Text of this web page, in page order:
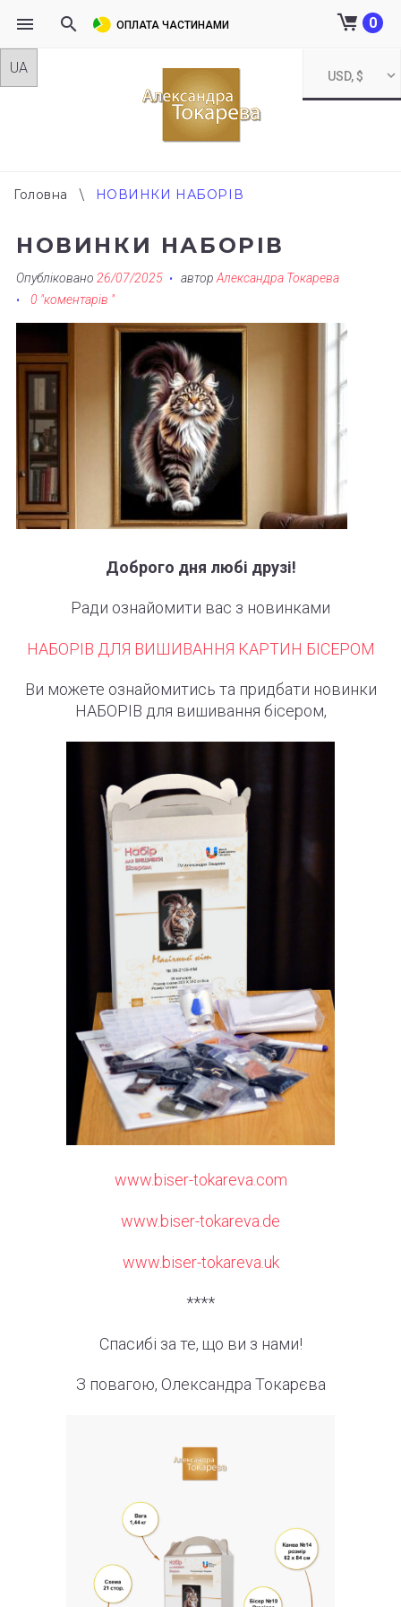
Skip
USD, $
0
ОПЛАТА ЧАСТИНАМИ
Головна \ НОВИНКИ НАБОРІВ
НОВИНКИ НАБОРІВ
Опубліковано 26/07/2025 автор Александра Токарева
0 "коментарів "
Доброго дня любі друзі!
Ради ознайомити вас з новинками
НАБОРІВ ДЛЯ ВИШИВАННЯ КАРТИН БІСЕРОМ
Ви можете ознайомитись та придбати новинки
НАБОРІВ для вишивання бісером,
www.biser-tokareva.com
www.biser-tokareva.de
www.biser-tokareva.uk
****
Спасибі за те, що ви з нами!
З повагою, Олександра Токарєва